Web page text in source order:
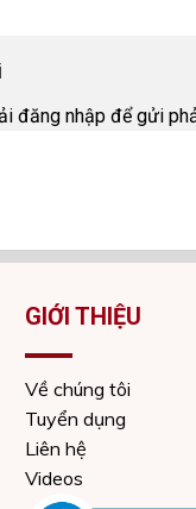
đăng nhập để gửi
GIỚI THIỆU
Về chúng tôi
Tuyển dụng
Liên hệ
Videos